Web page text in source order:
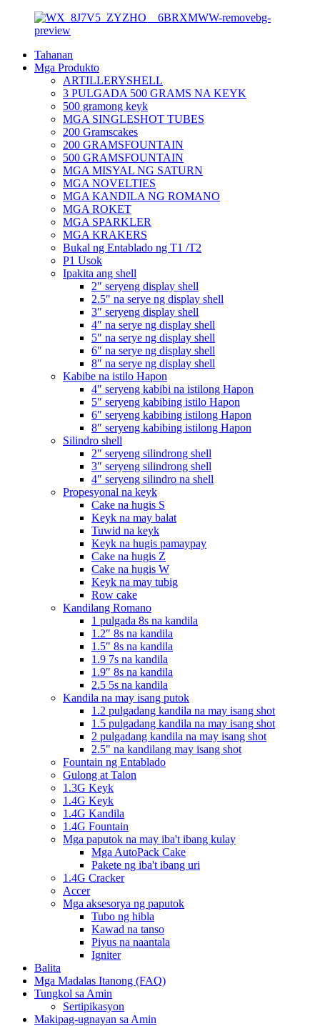
Tahanan
Mga Produkto
ARTILLERYSHELL
3 PULGADA 500 GRAMS NA KEYK
500 gramong keyk
MGA SINGLESHOT TUBES
200 Gramscakes
200 GRAMSFOUNTAIN
500 GRAMSFOUNTAIN
MGA MISYAL NG SATURN
MGA NOVELTIES
MGA KANDILA NG ROMANO
MGA ROKET
MGA SPARKLER
MGA KRAKERS
Bukal ng Entablado ng T1 /T2
P1 Usok
Ipakita ang shell
2″ seryeng display shell
2.5″ na serye ng display shell
3″ seryeng display shell
4″ na serye ng display shell
5″ na serye ng display shell
6″ na serye ng display shell
8″ na serye ng display shell
Kabibe na istilo Hapon
4″ seryeng kabibi na istilong Hapon
5″ seryeng kabibing istilo Hapon
6″ seryeng kabibing istilong Hapon
8″ seryeng kabibing istilong Hapon
Silindro shell
2″ seryeng silindrong shell
3″ seryeng silindrong shell
4″ seryeng silindro na shell
Propesyonal na keyk
Cake na hugis S
Keyk na may balat
Tuwid na keyk
Keyk na hugis pamaypay
Cake na hugis Z
Cake na hugis W
Keyk na may tubig
Row cake
Kandilang Romano
1 pulgada 8s na kandila
1.2″ 8s na kandila
1.5″ 8s na kandila
1.9 7s na kandila
1.9″ 8s na kandila
2.5 5s na kandila
Kandila na may isang putok
1.2 pulgadang kandila na may isang shot
1.5 pulgadang kandila na may isang shot
2 pulgadang kandila na may isang shot
2.5" na kandilang may isang shot
Fountain ng Entablado
Gulong at Talon
1.3G Keyk
1.4G Keyk
1.4G Kandila
1.4G Fountain
Mga paputok na may iba't ibang kulay
Mga AutoPack Cake
Pakete ng iba't ibang uri
1.4G Cracker
Accer
Mga aksesorya ng paputok
Tubo ng hibla
Kawad na tanso
Piyus na naantala
Igniter
Balita
Mga Madalas Itanong (FAQ)
Tungkol sa Amin
Sertipikasyon
Makipag-ugnayan sa Amin